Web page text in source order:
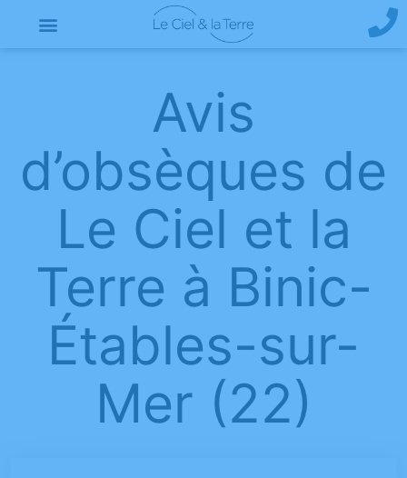
Avis
d’obsèques de
Le Ciel et la
Terre à Binic-
Étables-sur-
Mer (22)